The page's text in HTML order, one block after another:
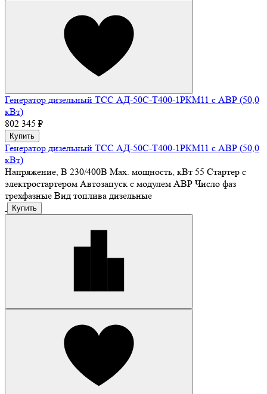
Генератор дизельный ТСС АД-50С-Т400-1РКМ11 с АВР (50,0
кВт)
802 345 ₽
Купить
Генератор дизельный ТСС АД-50С-Т400-1РКМ11 с АВР (50,0
кВт)
Напряжение, В 230/400В Max. мощность, кВт 55 Стартер с
электростартером Автозапуск с модулем АВР Число фаз
трехфазные Вид топлива дизельные
Купить